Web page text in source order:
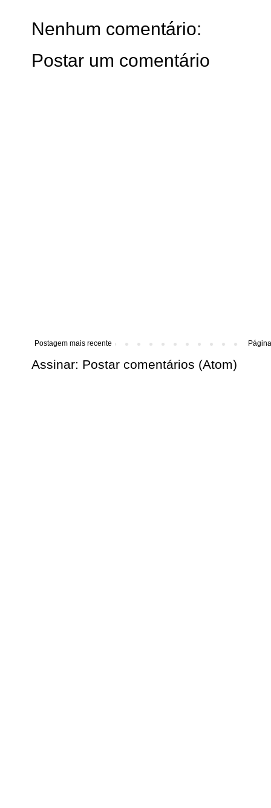
Nenhum comentário:
Postar um comentário
Postagem mais recente
Assinar: Postar comentários (Atom)